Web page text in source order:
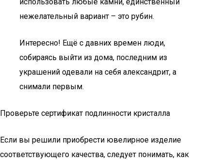
нежелательный вариант – это рубин.
Интересно! Ещё с давних времен люди,
собираясь выйти из дома, последним из
украшений одевали на себя александрит, а
снимали первым.
Проверьте сертификат подлинности кристалла
Если вы решили приобрести ювелирное изделие
соответствующего качества, следует понимать, как